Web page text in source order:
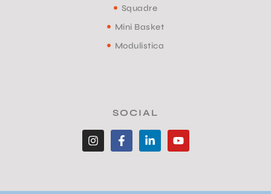
Squadre
Mini Basket
Modulistica
SOCIAL